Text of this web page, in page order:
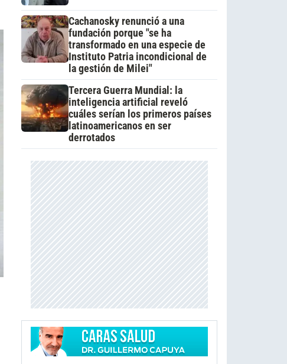
Cachanosky renunció a una
fundación porque "se ha
transformado en una especie de
Instituto Patria incondicional de
la gestión de Milei"
Tercera Guerra Mundial: la
inteligencia artificial reveló
cuáles serían los primeros países
latinoamericanos en ser
derrotados